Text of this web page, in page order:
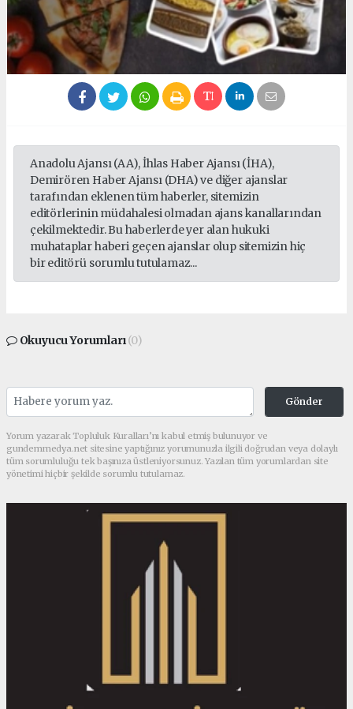
Anadolu Ajansı (AA), İhlas Haber Ajansı (İHA),
Demirören Haber Ajansı (DHA) ve diğer ajanslar
tarafından eklenen tüm haberler, sitemizin
editörlerinin müdahalesi olmadan ajans kanallarından
çekilmektedir. Bu haberlerde yer alan hukuki
muhataplar haberi geçen ajanslar olup sitemizin hiç
bir editörü sorumlu tutulamaz...
Okuyucu Yorumları(0)
Gönder
Yorum yazarak Topluluk Kuralları’nı kabul etmiş bulunuyor ve
gundemmedya.net sitesine yaptığınız yorumunuzla ilgili doğrudan veya dolaylı
tüm sorumluluğu tek başınıza üstleniyorsunuz. Yazılan tüm yorumlardan site
yönetimi hiçbir şekilde sorumlu tutulamaz.